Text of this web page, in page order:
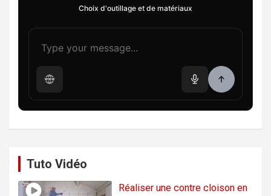
Choix d'outillage et de matériaux
Tuto Vidéo
Réaliser une contre cloison en